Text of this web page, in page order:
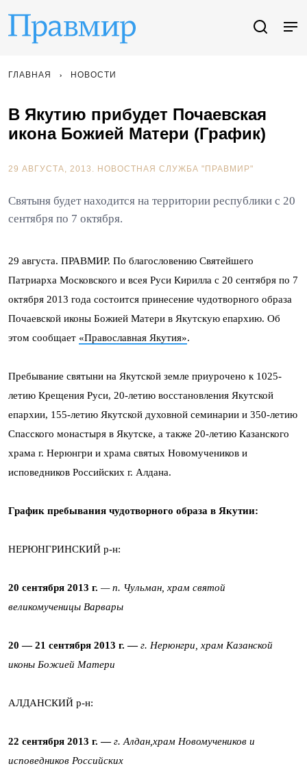
ГЛАВНАЯ НОВОСТИ
В Якутию прибудет Почаевская
икона Божией Матери (График)
29 АВГУСТА, 2013. НОВОСТНАЯ СЛУЖБА "ПРАВМИР"
Святыня будет находится на территории республики с 20
сентября по 7 октября.
29 августа. ПРАВМИР. По благословению Святейшего
Патриарха Московского и всея Руси Кирилла с 20 сентября по 7
октября 2013 года состоится принесение чудотворного образа
Почаевской иконы Божией Матери в Якутскую епархию. Об
этом сообщает «Православная Якутия».
Пребывание святыни на Якутской земле приурочено к 1025-
летию Крещения Руси, 20-летию восстановления Якутской
епархии, 155-летию Якутской духовной семинарии и 350-летию
Спасского монастыря в Якутске, а также 20-летию Казанского
храма г. Нерюнгри и храма святых Новомучеников и
исповедников Российских г. Алдана.
График пребывания чудотворного образа в Якутии:
НЕРЮНГРИНСКИЙ р-н:
20 сентября 2013 г. —п. Чульман, храм святой
великомученицы Варвары
20 — 21 сентября 2013 г. —г. Нерюнгри, храм Казанской
иконы Божией Матери
АЛДАНСКИЙ р-н:
22 сентября 2013 г. —г. Алдан,храм Новомучеников и
исповедников Российских